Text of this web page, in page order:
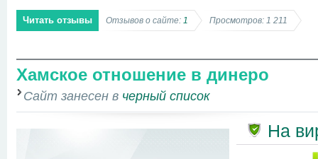
Читать отзывы Отзывов о сайте: 1 Просмотров: 1 211
Хамское отношение в динеро
Сайт занесен в черный список
На